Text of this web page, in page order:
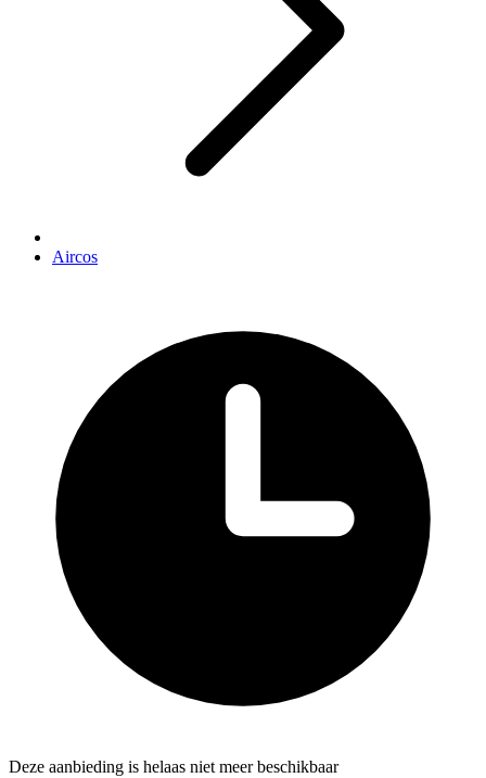
Aircos
Deze aanbieding is helaas niet meer beschikbaar